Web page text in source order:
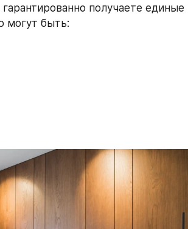
получаете
могут быть: